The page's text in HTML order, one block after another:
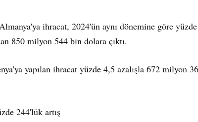
ihracat, 2024'ün aynı dönemine göre
850 milyon 544 bin dolara çıktı.
yapılan ihracat yüzde 4,5 azalışla 672 milyon
244'lük artış